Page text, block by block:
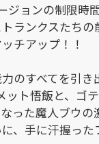
ジョンの制限時
ランクスたちの
チアップ！！
のすべてを引き
ット悟飯と、ゴ
った魔人ブウの
、手に汗握った